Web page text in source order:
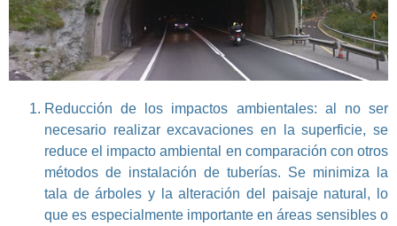
Reducción de los impactos ambientales: al no ser
necesario realizar excavaciones en la superficie, se
reduce el impacto ambiental en comparación con otros
métodos de instalación de tuberías. Se minimiza la
tala de árboles y la alteración del paisaje natural, lo
que es especialmente importante en áreas sensibles o